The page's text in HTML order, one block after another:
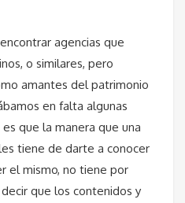
agencias que
o similares, pero
amantes del patrimonio
en falta algunas
que la manera que una
tiene de darte a conocer
el mismo, no tiene por
que los contenidos y